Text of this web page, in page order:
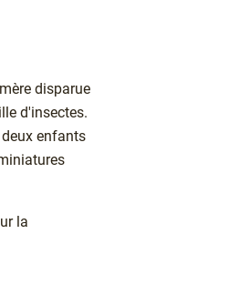
disparue
d'insectes.
enfants
la